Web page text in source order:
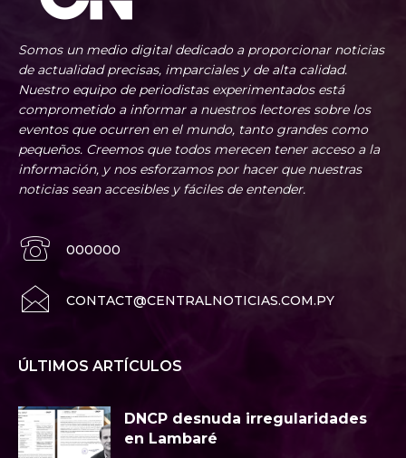
Somos un medio digital dedicado a proporcionar noticias
de actualidad precisas, imparciales y de alta calidad.
Nuestro equipo de periodistas experimentados está
comprometido a informar a nuestros lectores sobre los
eventos que ocurren en el mundo, tanto grandes como
pequeños. Creemos que todos merecen tener acceso a la
información, y nos esforzamos por hacer que nuestras
noticias sean accesibles y fáciles de entender.
000000
CONTACT@CENTRALNOTICIAS.COM.PY
ÚLTIMOS ARTÍCULOS
DNCP desnuda irregularidades
en Lambaré